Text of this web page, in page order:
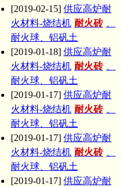
[2019-02-15] 供应高炉耐
火材料-烧结机 耐火砖
耐火球、铝矾土
[2019-01-18] 供应高炉耐
火材料-烧结机 耐火砖
耐火球、铝矾土
[2019-01-17] 供应高炉耐
火材料-烧结机 耐火砖
耐火球、铝矾土
[2019-01-17] 供应高炉耐
火材料-烧结机 耐火砖
耐火球、铝矾土
[2019-01-17] 供应高炉耐